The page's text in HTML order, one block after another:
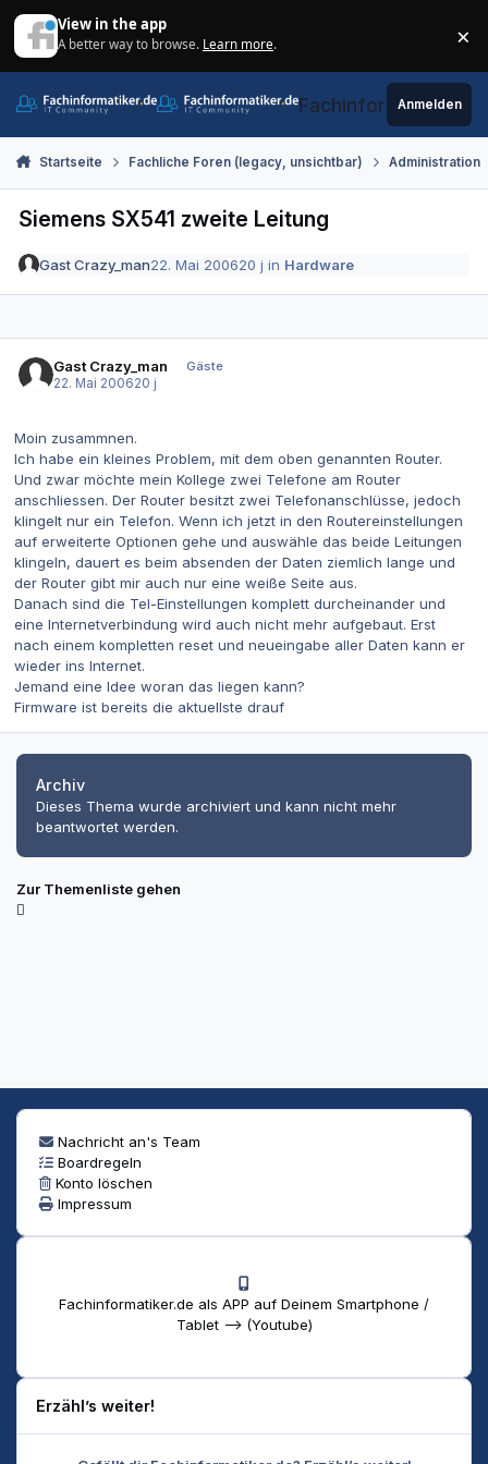
View in the app
A better way to browse. Learn more. ×
Fachinformatiker.de
Anmelden
Startseite Fachliche Foren (legacy, unsichtbar) Administration
Siemens SX541 zweite Leitung
Gast Crazy_man22. Mai 200620 j in Hardware
Gast Crazy_man
Gäste
22. Mai 200620 j
Moin zusammnen.
Ich habe ein kleines Problem, mit dem oben genannten Router.
Und zwar möchte mein Kollege zwei Telefone am Router
anschliessen. Der Router besitzt zwei Telefonanschlüsse, jedoch
klingelt nur ein Telefon. Wenn ich jetzt in den Routereinstellungen
auf erweiterte Optionen gehe und auswähle das beide Leitungen
klingeln, dauert es beim absenden der Daten ziemlich lange und
der Router gibt mir auch nur eine weiße Seite aus.
Danach sind die Tel-Einstellungen komplett durcheinander und
eine Internetverbindung wird auch nicht mehr aufgebaut. Erst
nach einem kompletten reset und neueingabe aller Daten kann er
wieder ins Internet.
Jemand eine Idee woran das liegen kann?
Firmware ist bereits die aktuellste drauf
Archiv
Dieses Thema wurde archiviert und kann nicht mehr
beantwortet werden.
Zur Themenliste gehen
Nachricht an's Team
Boardregeln
Konto löschen
Impressum
Fachinformatiker.de als APP auf Deinem Smartphone /
Tablet --> (Youtube)
Erzähl’s weiter!